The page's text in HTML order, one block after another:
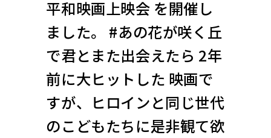
平和映画上映会 を開催し
ました。 #あの花が咲く丘
で君とまた出会えたら 2年
前に大ヒットした 映画で
すが、ヒロインと同じ世代
のこどもたちに是非観て欲